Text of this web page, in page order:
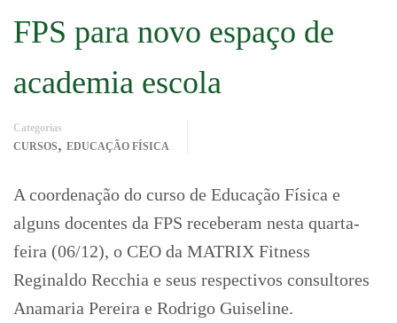
FPS para novo espaço de
academia escola
Categorias
CURSOS, EDUCAÇÃO FÍSICA
A coordenação do curso de Educação Física e
alguns docentes da FPS receberam nesta quarta-
feira (06/12), o CEO da MATRIX Fitness
Reginaldo Recchia e seus respectivos consultores
Anamaria Pereira e Rodrigo Guiseline.